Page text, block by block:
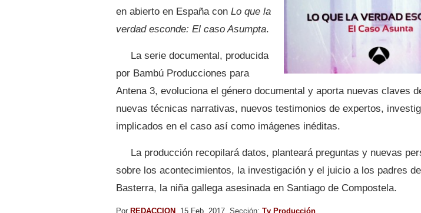
en abierto en España con Lo que la
verdad esconde: El caso Asumpta.
La serie documental, producida
por Bambú Producciones para
Antena 3, evoluciona el género documental y aporta nuevas claves
nuevas técnicas narrativas, nuevos testimonios de expertos,
implicados en el caso así como imágenes inéditas.
La producción recopilará datos, planteará preguntas y nuevas
sobre los acontecimientos, la investigación y el juicio a los padres
Basterra, la niña gallega asesinada en Santiago de Compostela.
Por REDACCION , 15 Feb, 2017, Sección: Tv Producción